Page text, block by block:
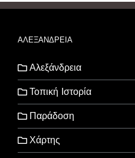
ΑΛΕΞΑΝΔΡΕΙΑ
Αλεξάνδρεια
Τοπική Ιστορία
Παράδοση
Χάρτης